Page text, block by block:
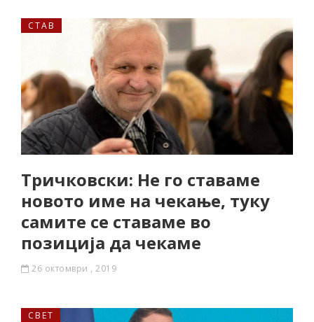
СТАВ
Тричковски: Не го ставаме
новото име на чекање, туку
самите се ставаме во
позиција да чекаме
26 октомври , 2019
СВЕТ